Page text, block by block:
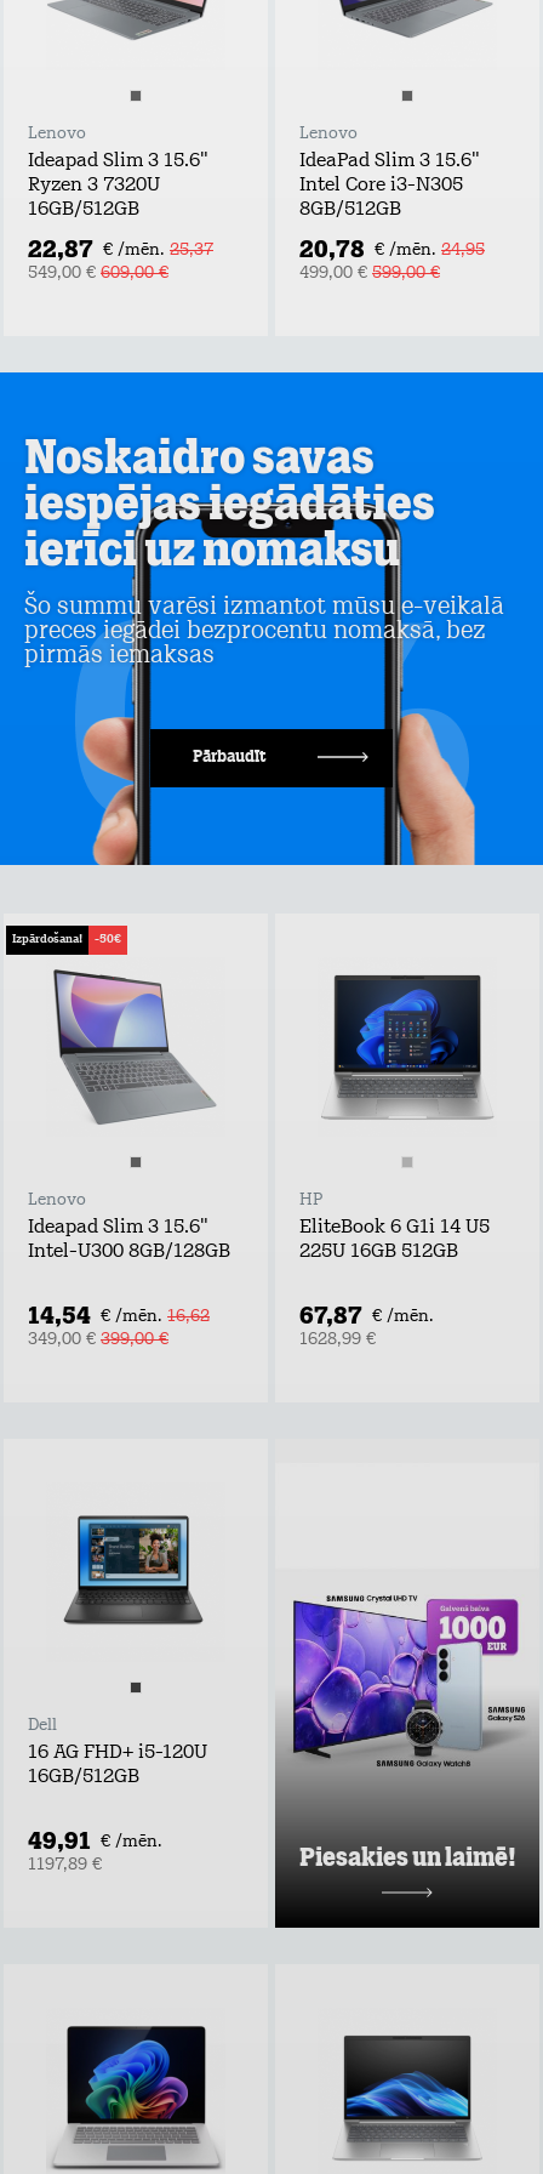
Lenovo
Ideapad Slim 3 15.6"
Ryzen 3 7320U
16GB/512GB
22,87 € /mēn. 25,37
549,00 € 609,00 €
Lenovo
IdeaPad Slim 3 15.6"
Intel Core i3-N305
8GB/512GB
20,78 € /mēn. 24,95
499,00 € 599,00 €
Noskaidro savas
iespējas iegādāties
ierīci uz nomaksu
Šo summu varēsi izmantot mūsu e-veikalā
preces iegādei bezprocentu nomaksā, bez
pirmās iemaksas
Pārbaudīt
Izpārdošana! -50€
Lenovo
Ideapad Slim 3 15.6"
Intel-U300 8GB/128GB
14,54 € /mēn. 16,62
349,00 € 399,00 €
HP
EliteBook 6 G1i 14 U5
225U 16GB 512GB
67,87 € /mēn.
1628,99 €
Dell
16 AG FHD+ i5-120U
16GB/512GB
49,91 € /mēn.
1197,89 €
Piesakies un laimē!
plānu un mājas
interneta
piedāvājumus pie
Tele2 un piedalies
vērtīgu baltvu
Uzzināt vairāk